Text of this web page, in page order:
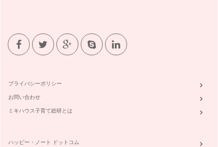
プライバシーポリシー
お問い合わせ
ミキハウス子育て総研とは
ハッピー・ノート ドットコム